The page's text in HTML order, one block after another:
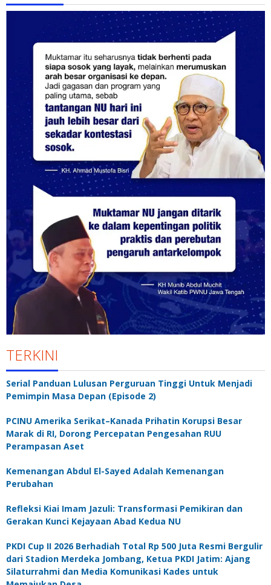
TERKINI
Serial Panduan Lulusan Perguruan Tinggi Untuk Menjadi
Pemimpin Masa Depan (Episode 2)
PCINU Amerika Serikat–Kanada Prihatin Korupsi Besar
Marak di RI, Dorong Percepatan Pengesahan RUU
Perampasan Aset
Kemenangan Abdul El-Sayed Adalah Kemenangan
Perubahan
Refleksi Kiai Imam Jazuli: Transformasi Pemikiran dan
Gerakan Kunci Kejayaan Abad Kedua NU
PKDI Cup II 2026 Berhadiah Total Rp 500 Juta Resmi Bergulir
dari Stadion Merdeka Jombang, Ketua PKDI Jatim: Ajang
Silaturrahmi dan Media Komunikasi Kades untuk